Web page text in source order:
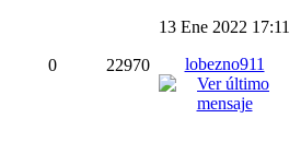
0 22970
13 Ene 2022 17:11
lobezno911